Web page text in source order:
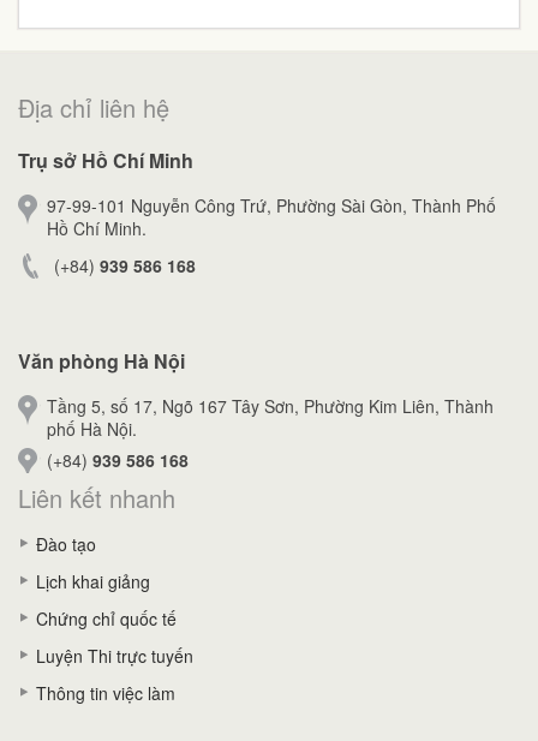
Địa chỉ liên hệ
Trụ sở Hồ Chí Minh
97-99-101 Nguyễn Công Trứ, Phường Sài Gòn, Thành Phố
Hồ Chí Minh.
(+84) 939 586 168
Văn phòng Hà Nội
Tầng 5, số 17, Ngõ 167 Tây Sơn, Phường Kim Liên, Thành
phố Hà Nội.
(+84) 939 586 168
Liên kết nhanh
Đào tạo
Lịch khai giảng
Chứng chỉ quốc tế
Luyện Thi trực tuyến
Thông tin việc làm